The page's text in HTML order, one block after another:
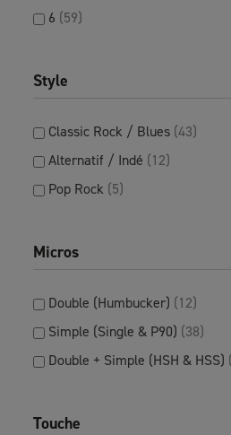
6 (59)
Style
Classic Rock / Blues (43)
Alternatif / Indé (12)
Pop Rock (5)
Micros
Double (Humbucker) (12)
Simple (Single & P90) (38)
Double + Simple (HSH & HSS)
Touche